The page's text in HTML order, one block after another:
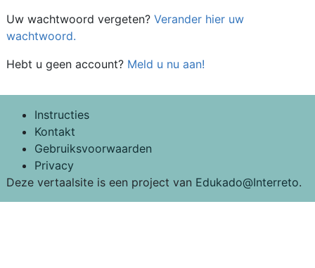
Uw wachtwoord vergeten? Verander hier uw
wachtwoord.
Hebt u geen account? Meld u nu aan!
Instructies
Kontakt
Gebruiksvoorwaarden
Privacy
Deze vertaalsite is een project van Edukado@Interreto.